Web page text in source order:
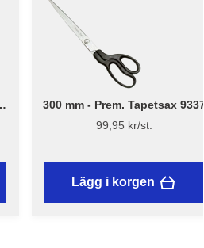
300 mm - Prem. Tapetsax 9337
99,95 kr/st.
Lägg i korgen